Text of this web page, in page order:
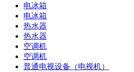
电冰箱
电冰箱
热水器
热水器
空调机
空调机
普通电视设备（电视机）